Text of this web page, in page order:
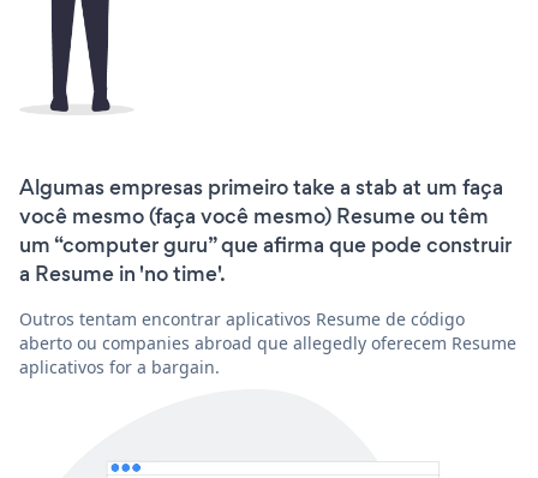
Algumas empresas primeiro take a stab at um faça
você mesmo (faça você mesmo) Resume ou têm
um “computer guru” que afirma que pode construir
a Resume in 'no time'.
Outros tentam encontrar aplicativos Resume de código
aberto ou companies abroad que allegedly oferecem Resume
aplicativos for a bargain.